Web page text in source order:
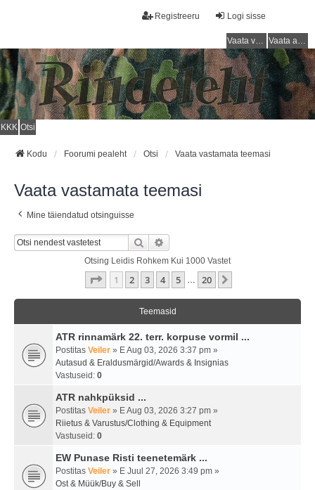
Logi sisse
Registreeru
Vaata vastamata teemasi Vaata aktiivseid teemasid
KKK Otsi
Kodu Foorumi pealeht Otsi Vaata vastamata teemasi
Vaata vastamata teemasi
Mine täiendatud otsinguisse
Otsi
Otsing Leidis Rohkem Kui 1000 Vastet
1 . Leht20 -st
1 2 3 4 5 … 20
Teemasid
ATR rinnamärk 22. terr. korpuse vormil ...
Postitas Veiler » E Aug 03, 2026 3:37 pm »
Autasud & Eraldusmärgid/Awards & Insignias
Vastuseid: 0
ATR nahkpüksid ...
Postitas Veiler » E Aug 03, 2026 3:27 pm »
Riietus & Varustus/Clothing & Equipment
Vastuseid: 0
EW Punase Risti teenetemärk ...
Postitas Veiler » E Juul 27, 2026 3:49 pm »
Ost & Müük/Buy & Sell